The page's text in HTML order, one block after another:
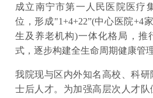
成立南宁市第一人民医院医疗
位，形成"1+4+22”(中心医院+4
生及养老机构)一体化格局，推
式，逐步构建全生命周期健康管理
我院现与区内外知名高校、科
士后人才。为加强高层次人才队